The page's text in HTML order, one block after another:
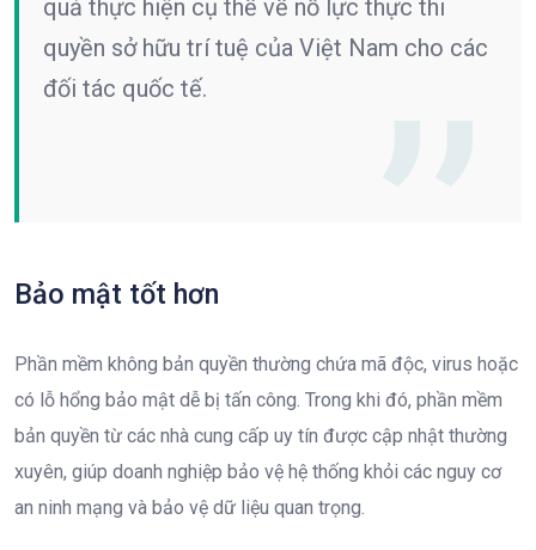
quả thực hiện cụ thể về nỗ lực thực thi
quyền sở hữu trí tuệ của Việt Nam cho các
đối tác quốc tế.
Bảo mật tốt hơn
Phần mềm không bản quyền thường chứa mã độc, virus hoặc
có lỗ hổng bảo mật dễ bị tấn công. Trong khi đó, phần mềm
bản quyền từ các nhà cung cấp uy tín được cập nhật thường
xuyên, giúp doanh nghiệp bảo vệ hệ thống khỏi các nguy cơ
an ninh mạng và bảo vệ dữ liệu quan trọng.